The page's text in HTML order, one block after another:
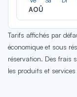
AOÛ
Tarifs affichés par
économique et sous
réservation. Des frais
les produits et